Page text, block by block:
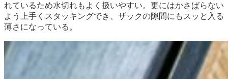
れているため水切れもよく扱いやすい。更にはかさばらない
よう上手くスタッキングでき、ザックの隙間にもスッと入る
薄さになっている。